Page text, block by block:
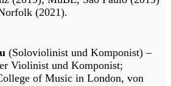
(2021).
(Soloviolinist und Komponist) –
Violinist und Komponist;
of Music in London, von